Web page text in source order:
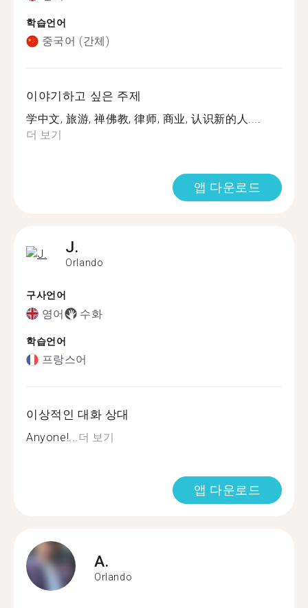
학습언어
중국어 (간체)
이야기하고 싶은 주제
学中文, 旅游, 禅佛教, 律师, 商业, 认识新的人....
더 보기
앱 다운로드
J.
Orlando
구사언어
영어 수화
학습언어
프랑스어
이상적인 대화 상대
Anyone!...더 보기
앱 다운로드
A.
Orlando